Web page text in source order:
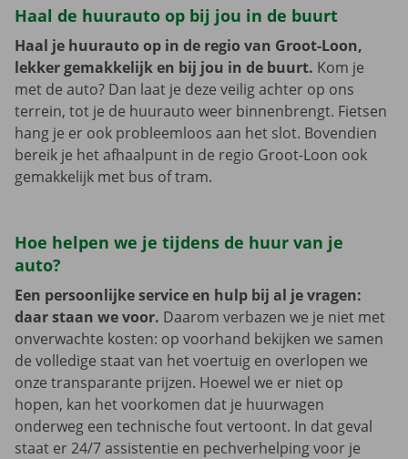
Haal de huurauto op bij jou in de buurt
Haal je huurauto op in de regio van Groot-Loon,
lekker gemakkelijk en bij jou in de buurt. Kom je
met de auto? Dan laat je deze veilig achter op ons
terrein, tot je de huurauto weer binnenbrengt. Fietsen
hang je er ook probleemloos aan het slot. Bovendien
bereik je het afhaalpunt in de regio Groot-Loon ook
gemakkelijk met bus of tram.
Hoe helpen we je tijdens de huur van je
auto?
Een persoonlijke service en hulp bij al je vragen:
daar staan we voor. Daarom verbazen we je niet met
onverwachte kosten: op voorhand bekijken we samen
de volledige staat van het voertuig en overlopen we
onze transparante prijzen. Hoewel we er niet op
hopen, kan het voorkomen dat je huurwagen
onderweg een technische fout vertoont. In dat geval
staat er 24/7 assistentie en pechverhelping voor je